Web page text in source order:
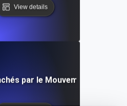
View details
par le Mouvement dans